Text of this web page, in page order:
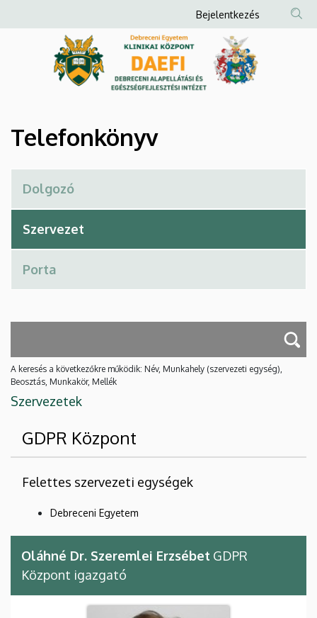
Debreceni
és
Egészségfejlesztési
Intézet
a
Anonim
Felhasználói
fiók
menüje
Bejelentkezés
Telefonkönyv
A keresés a következőkre működik: Név, Munkahely (szervezeti egység),
Beosztás, Munkakör, Mellék
Szervezetek
GDPR Központ
Felettes szervezeti egységek
Debreceni Egyetem
Oláhné Dr. Szeremlei Erzsébet GDPR
Központ igazgató